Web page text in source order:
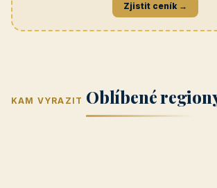
Zjistit ceník →
KAM VYRAZIT Oblíbené
(Jihomoravský
kraj)
kraj)
Zlínský kraj
Karlovarský